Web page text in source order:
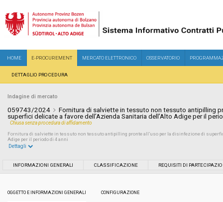
HOME E-PROCUREMENT MERCATO ELETTRONICO OSSERVATORIO
DETTAGLIO PROCEDURA
Indagine di mercato
059743/2024
Fornitura di salviette in tessuto non tessuto antipilling
superfici delicate a favore dell’Azienda Sanitaria dell’Alto Adige per il
Chiusa senza procedura di affidamento
Fornitura di salviette in tessuto non tessuto antipilling pronte all’uso per la disinfezione di
Adige per il periodo di 4 anni
Dettagli
INFORMAZIONI GENERALI CLASSIFICAZIONE REQUISITI DI
OGGETTO E INFORMAZIONI GENERALI CONFIGURAZIONE